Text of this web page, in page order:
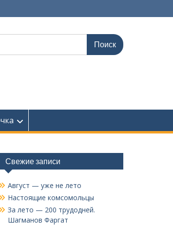
Свежие записи
Август — уже не лето
Настоящие комсомольцы
За лето — 200 трудодней.
Шагманов Фаргат